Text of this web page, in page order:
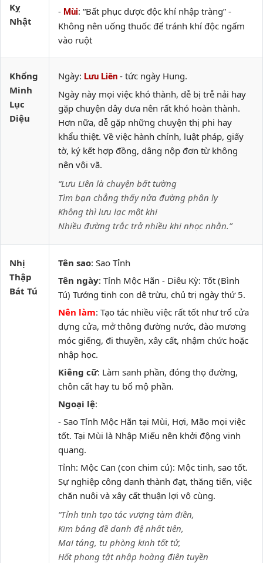
Kỵ
Nhật
- Mùi: “Bất phục dược độc khí nhập tràng” -
Không nên uống thuốc để tránh khí độc ngấm
vào ruột
Khổng
Minh
Lục
Diệu
Ngày: Lưu Liên - tức ngày Hung.
Ngày này mọi việc khó thành, dễ bị trễ nải hay
gặp chuyện dây dưa nên rất khó hoàn thành.
Hơn nữa, dễ gặp những chuyện thị phi hay
khẩu thiệt. Về việc hành chính, luật pháp, giấy
tờ, ký kết hợp đồng, dâng nộp đơn từ không
nên vội vã.
“Lưu Liên là chuyện bất tường
Tìm bạn chẳng thấy nửa đường phân ly
Không thì lưu lạc một khi
Nhiều đường trắc trở nhiều khi nhọc nhằn.”
Nhị
Thập
Bát Tú
Tên sao: Sao Tỉnh
Tên ngày: Tỉnh Mộc Hãn - Diêu Kỳ: Tốt (Bình
Tú) Tướng tinh con dê trừu, chủ trị ngày thứ 5.
Nên làm: Tạo tác nhiều việc rất tốt như trổ cửa
dựng cửa, mở thông đường nước, đào mương
móc giếng, đi thuyền, xây cất, nhậm chức hoặc
nhập học.
Kiêng cữ: Làm sanh phần, đóng thọ đường,
chôn cất hay tu bổ mộ phần.
Ngoại lệ:
- Sao Tỉnh Mộc Hãn tại Mùi, Hợi, Mão mọi việc
tốt. Tại Mùi là Nhập Miếu nên khởi động vinh
quang.
Tỉnh: Mộc Can (con chim cú): Mộc tinh, sao tốt.
Sự nghiệp công danh thành đạt, thăng tiến, việc
chăn nuôi và xây cất thuận lợi vô cùng.
“Tỉnh tinh tạo tác vượng tàm điền,
Kim bảng đề danh đệ nhất tiên,
Mai táng, tu phòng kinh tốt tử,
Hốt phong tật nhập hoàng điên tuyền